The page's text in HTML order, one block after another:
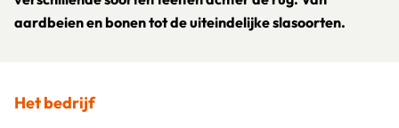
aardbeien en bonen tot de uiteindelijke slasoorten.
Het bedrijf